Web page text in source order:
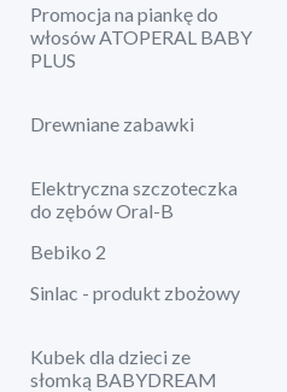
Promocja na piankę do
włosów ATOPERAL BABY
PLUS
Drewniane zabawki
Elektryczna szczoteczka
do zębów Oral-B
Bebiko 2
Sinlac - produkt zbożowy
Kubek dla dzieci ze
słomką BABYDREAM